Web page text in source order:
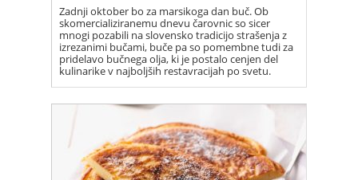
Zadnji oktober bo za marsikoga dan buč. Ob
skomercializiranemu dnevu čarovnic so sicer
mnogi pozabili na slovensko tradicijo strašenja z
izrezanimi bučami, buče pa so pomembne tudi za
pridelavo bučnega olja, ki je postalo cenjen del
kulinarike v najboljših restavracijah po svetu.